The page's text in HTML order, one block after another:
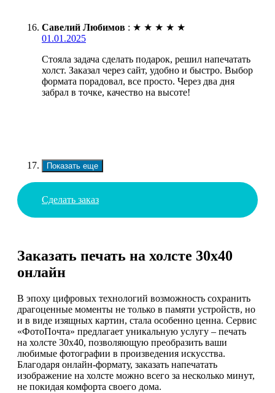
Савелий Любимов : ★ ★ ★ ★ ★
01.01.2025
Стояла задача сделать подарок, решил напечатать
холст. Заказал через сайт, удобно и быстро. Выбор
формата порадовал, все просто. Через два дня
забрал в точке, качество на высоте!
Показать еще
Сделать заказ
Заказать печать на холсте 30х40
онлайн
В эпоху цифровых технологий возможность сохранить
драгоценные моменты не только в памяти устройств, но
и в виде изящных картин, стала особенно ценна. Сервис
«ФотоПочта» предлагает уникальную услугу – печать
на холсте 30х40, позволяющую преобразить ваши
любимые фотографии в произведения искусства.
Благодаря онлайн-формату, заказать напечатать
изображение на холсте можно всего за несколько минут,
не покидая комфорта своего дома.